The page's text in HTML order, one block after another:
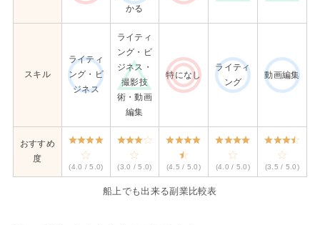
かる
スキル
ライティ
ング・ビ
ジネス
ライティ
ング・ビ
ジネス・
撮影技
術・動画
編集
特になし
ライティ
ング
動画編集
おすすめ
度
(4.0 / 5.0) (3.0 / 5.0) (4.5 / 5.0) (4.0 / 5.0) (3.5 / 5.0)
船上でも出来る副業比較表